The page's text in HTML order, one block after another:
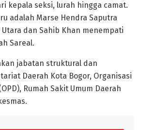
kepala seksi, lurah hingga camat.
adalah Marse Hendra Saputra
dan Sahib Khan menempati
Sareal.
jabatan struktural dan
Daerah Kota Bogor, Organisasi
Rumah Sakit Umum Daerah